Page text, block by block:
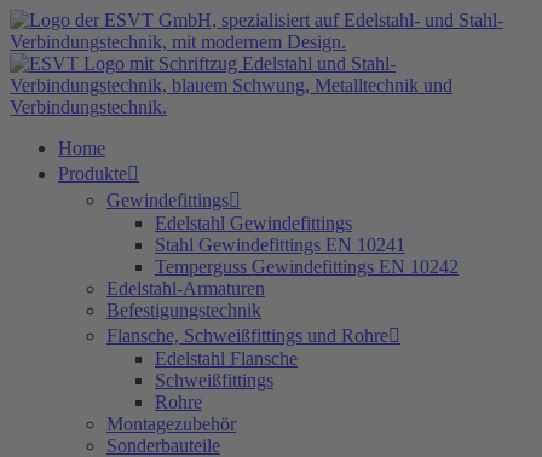
Zum
Inhalt
springen
Home
Produkte
Gewindefittings
Edelstahl Gewindefittings
Stahl Gewindefittings EN 10241
Temperguss Gewindefittings EN 10242
Edelstahl-Armaturen
Befestigungstechnik
Flansche, Schweißfittings und Rohre
Edelstahl Flansche
Schweißfittings
Rohre
Montagezubehör
Sonderbauteile